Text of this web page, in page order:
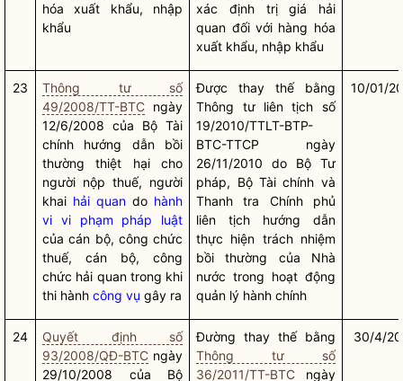
hóa xuất khẩu, nhập
khẩu
xác định trị giá hải
quan đối với hàng hóa
xuất khẩu, nhập khẩu
23
Thông tư số
49/2008/TT-BTC ngày
12/6/2008 của Bộ Tài
chính hướng dẫn bồi
thường thiệt hại cho
người nộp thuế, người
khai hải quan do hành
vi vi phạm pháp luật
của cán bộ, công chức
thuế, cán bộ, công
chức hải quantrong khi
thi hànhcông vụ gây ra
Được thay thế bằng
Thông tư liên tịch số
19/2010/TTLT-BTP-
BTC-TTCP ngày
26/11/2010 do Bộ Tư
pháp, Bộ Tài chính và
Thanh tra Chính phủ
liên tịch hướng dẫn
thực hiện trách nhiệm
bồi thường của Nhà
nước trong hoạt động
quản lý hành chính
10/01/
24
Quyết định số
93/2008/QĐ-BTC ngày
29/10/2008 của Bộ
Đường thay thế bằng
Thông tư số
36/2011/TT-BTC ngày
30/4/